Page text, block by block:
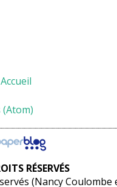
Accueil
RÉSERVÉS
(Nancy Coulombe